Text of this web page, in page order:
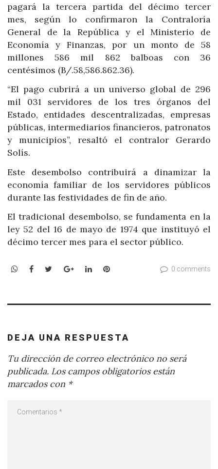
pagará la tercera partida del décimo tercer
mes, según lo confirmaron la Contraloría
General de la República y el Ministerio de
Economía y Finanzas, por un monto de 58
millones 586 mil 862 balboas con 36
centésimos (B/.58,586.862.36).
“El pago cubrirá a un universo global de 296
mil 031 servidores de los tres órganos del
Estado, entidades descentralizadas, empresas
públicas, intermediarios financieros, patronatos
y municipios”, resaltó el contralor Gerardo
Solís.
Este desembolso contribuirá a dinamizar la
economía familiar de los servidores públicos
durante las festividades de fin de año.
El tradicional desembolso, se fundamenta en la
ley 52 del 16 de mayo de 1974 que instituyó el
décimo tercer mes para el sector público.
WhatsApp
Facebook
TwitterGoogle+LinkedInPinterest 0 comments
DEJA UNA RESPUESTA
Tu dirección de correo electrónico no será
publicada. Los campos obligatorios están
marcados con *